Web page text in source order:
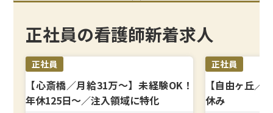
正社員の看護師新着求人
正社員
【心斎橋／月給31万〜】未経験OK！
年休125日〜／注入領域に特化
正社員
【自由ヶ丘／
休み